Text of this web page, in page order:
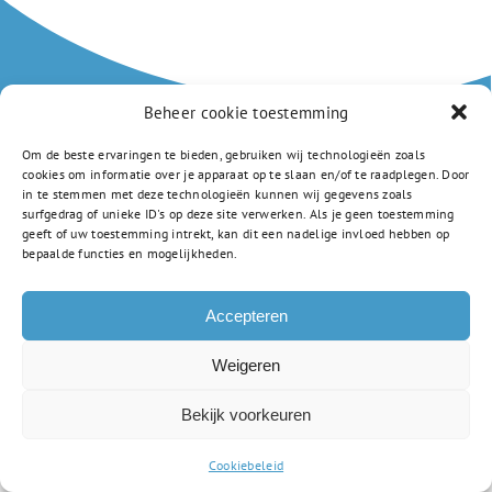
Beheer cookie toestemming
Om de beste ervaringen te bieden, gebruiken wij technologieën zoals
cookies om informatie over je apparaat op te slaan en/of te raadplegen. Door
in te stemmen met deze technologieën kunnen wij gegevens zoals
surfgedrag of unieke ID's op deze site verwerken. Als je geen toestemming
geeft of uw toestemming intrekt, kan dit een nadelige invloed hebben op
bepaalde functies en mogelijkheden.
Accepteren
Weigeren
Bekijk voorkeuren
Cookiebeleid
Amstellandlaan 1a
1382 CD Weesp
0294 805 250
info-vsc@gsf.nl
Privacyverklaring